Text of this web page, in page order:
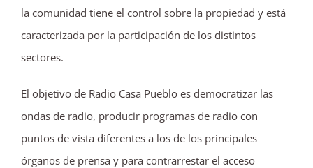
la comunidad tiene el control sobre la propiedad y está
caracterizada por la participación de los distintos
sectores.
El objetivo de Radio Casa Pueblo es democratizar las
ondas de radio, producir programas de radio con
puntos de vista diferentes a los de los principales
órganos de prensa y para contrarrestar el acceso